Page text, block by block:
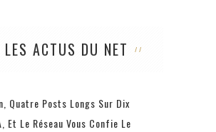
LES ACTUS DU NET
Quatre Posts Longs Sur Dix
Et Le Réseau Vous Confie Le